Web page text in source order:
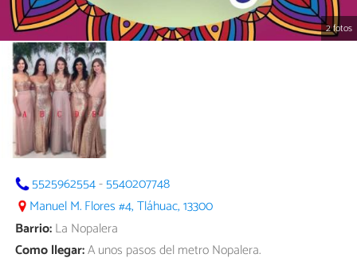
2 fotos
5525962554-5540207748
Manuel M. Flores #4, Tláhuac, 13300
Barrio:La Nopalera
Como llegar:A unos pasos del metro Nopalera.